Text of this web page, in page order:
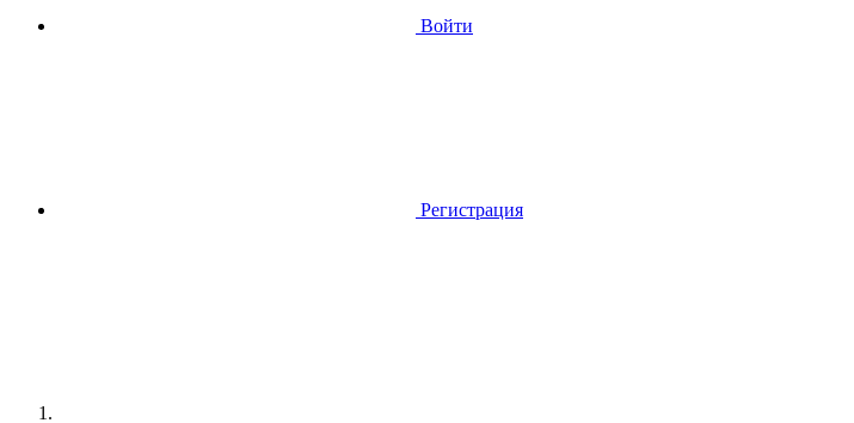
Войти
Регистрация